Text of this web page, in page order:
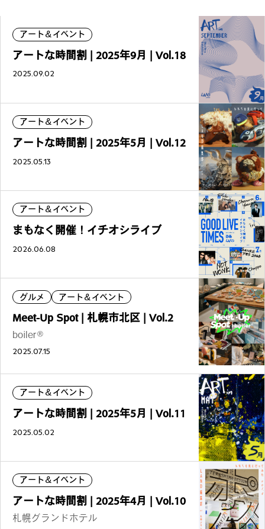
JOIN US !
LAND公式サポーターはこちら
カルチャーマガジン「LAND」編集部と一緒に、いつも
のマチの、一歩先を一緒に探してくれる仲間「サポー
ター」を募集中！公式LINEで編集部と直接チャットで
やりとりできる場所。おすすめのお店や特集してほし
い内容など何でも話そう。
アート＆イベント
アートな時間割 | 2025年9月 | Vol.18
2025.09.02
アート＆イベント
アートな時間割 | 2025年5月 | Vol.12
2025.05.13
アート＆イベント
まもなく開催！イチオシライブ
2026.06.08
グルメ アート＆イベント
Meet-Up Spot | 札幌市北区 | Vol.2
boiler®︎
2025.07.15
アート＆イベント
アートな時間割 | 2025年5月 | Vol.11
2025.05.02
アート＆イベント
アートな時間割 | 2025年4月 | Vol.10
札幌グランドホテル